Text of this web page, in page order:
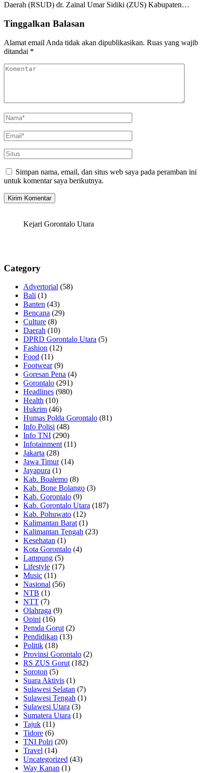
Daerah (RSUD) dr. Zainal Umar Sidiki (ZUS) Kabupaten…
Tinggalkan Balasan
Alamat email Anda tidak akan dipublikasikan. Ruas yang wajib
ditandai *
Simpan nama, email, dan situs web saya pada peramban ini
untuk komentar saya berikutnya.
Kejari Gorontalo Utara
Category
Advertorial (58)
Bali (1)
Banten (43)
Bencana (29)
Culture (8)
Daerah (10)
DPRD Gorontalo Utara (5)
Fashion (12)
Food (11)
Footwear(9)
Goresan Pena (4)
Gorontalo (291)
Headlines (980)
Health (10)
Hukrim (46)
Humas Polda Gorontalo (81)
Info Polisi (48)
Info TNI (290)
Infotainment (11)
Jakarta (28)
Jawa Timur(14)
Jayapura (1)
Kab. Boalemo (8)
Kab. Bone Bolango (3)
Kab. Gorontalo (9)
Kab. Gorontalo Utara (187)
Kab. Pohuwato (12)
Kalimantan Barat (1)
Kalimantan Tengah (23)
Kesehatan (1)
Kota Gorontalo (4)
Lampung (5)
Lifestyle (17)
Music (11)
Nasional (56)
NTB (1)
NTT (7)
Olahraga (9)
Opini (16)
Pemda Gorut (2)
Pendidikan (13)
Politik (18)
Provinsi Gorontalo (2)
RS ZUS Gorut (182)
Soroton (5)
Suara Aktivis (1)
Sulawesi Selatan (7)
Sulawesi Tengah (1)
Sulawesi Utara (3)
Sumatera Utara (1)
Tajuk (11)
Tidore (6)
TNI Polri (20)
Travel (14)
Uncategorized (43)
Way Kanan (1)